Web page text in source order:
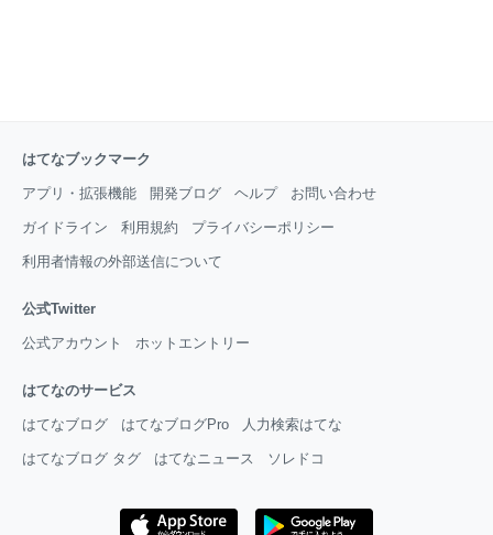
はてなブックマーク
アプリ・拡張機能 開発ブログ ヘルプ お問い合わせ
ガイドライン 利用規約 プライバシーポリシー
利用者情報の外部送信について
公式Twitter
公式アカウント ホットエントリー
はてなのサービス
はてなブログ はてなブログPro 人力検索はてな
はてなブログ タグ はてなニュース ソレドコ